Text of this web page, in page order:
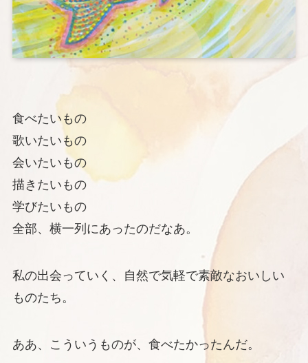
食べたいもの
歌いたいもの
会いたいもの
描きたいもの
学びたいもの
全部、横一列にあったのだなあ。
私の出会っていく、自然で気軽で素敵なおいしい
ものたち。
ああ、こういうものが、食べたかったんだ。